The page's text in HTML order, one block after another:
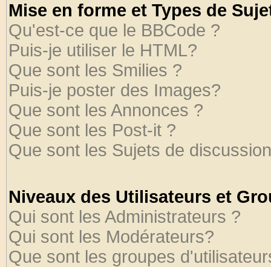
Mise en forme et Types de
Qu'est-ce que le BBCode ?
Puis-je utiliser le HTML?
Que sont les Smilies ?
Puis-je poster des Images?
Que sont les Annonces ?
Que sont les Post-it ?
Que sont les Sujets de
Niveaux des Utilisateurs et
Qui sont les Administrateurs ?
Qui sont les Modérateurs?
Que sont les groupes